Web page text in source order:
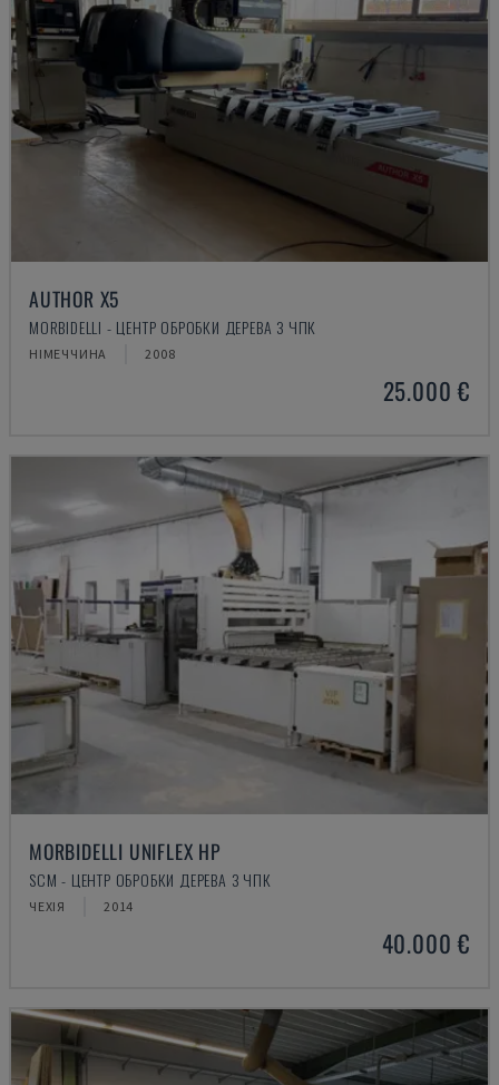
AUTHOR X5
MORBIDELLI - ЦЕНТР ОБРОБКИ ДЕРЕВА З ЧПК
НІМЕЧЧИНА 2008
25.000 €
MORBIDELLI UNIFLEX HP
SCM - ЦЕНТР ОБРОБКИ ДЕРЕВА З ЧПК
ЧЕХІЯ 2014
40.000 €